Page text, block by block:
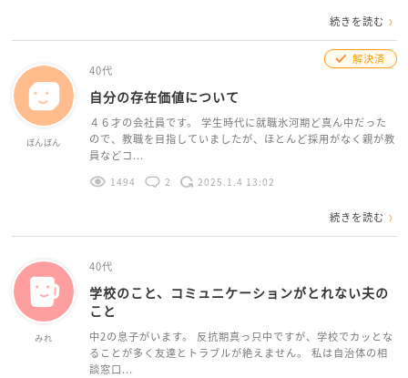
続きを読む
ぼんぼん
解決済
40代
自分の存在価値について
４６才の会社員です。 学生時代に就職氷河期ど真ん中だった
ので、教職を目指していましたが、ほとんど採用がなく親が教
員などコ...
1494 2 2025.1.4 13:02
続きを読む
みれ
40代
学校のこと、コミュニケーションがとれない夫の
こと
中2の息子がいます。 反抗期真っ只中ですが、学校でカッとな
ることが多く友達とトラブルが絶えません。 私は自治体の相
談窓口...